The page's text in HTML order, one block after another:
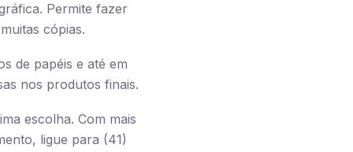
Permite fazer
cópias.
de papéis e até em
nos produtos finais.
escolha. Com mais
ligue para (41)